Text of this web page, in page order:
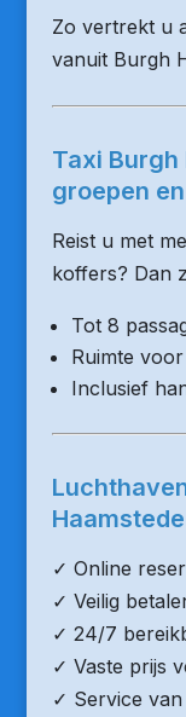
Zo vertrekt u
vanuit Burgh
Taxi
groepen
Reist u met
koffers? Dan
Tot 8
Ruimte
Inclusief
Haamstede
✓ Online
✓ Veilig
✓ 24/7
✓ Vaste prijs
✓ Service